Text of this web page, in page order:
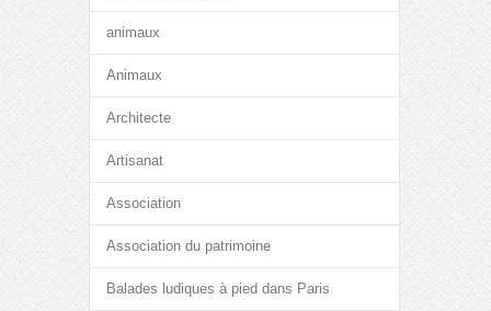
animaux
Animaux
Architecte
Artisanat
Association
Association du patrimoine
Balades ludiques à pied dans Paris